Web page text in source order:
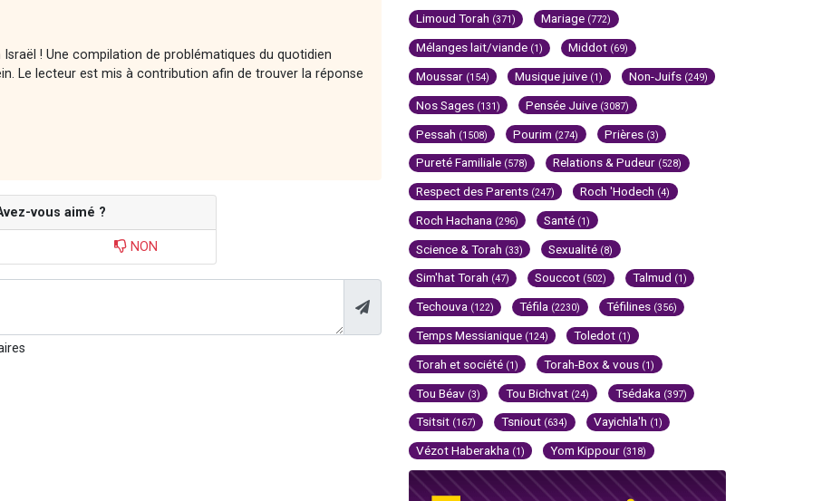
! Une compilation de problématiques du quotidien
Le lecteur est mis à contribution afin de trouver la réponse
vous aimé ?
NON
Limoud Torah (371) Mariage (772)
Mélanges lait/viande (1) Middot (69)
Moussar (154) Musique juive (1) Non-Juifs (249)
Nos Sages (131) Pensée Juive (3087)
Pessah (1508) Pourim (274) Prières (3)
Pureté Familiale (578) Relations & Pudeur (528)
Respect des Parents (247) Roch 'Hodech (4)
Roch Hachana (296) Santé (1)
Science & Torah (33) Sexualité (8)
Sim'hat Torah (47) Souccot (502) Talmud (1)
Techouva (122) Téfila (2230) Téfilines (356)
Temps Messianique (124) Toledot (1)
Torah et société (1) Torah-Box & vous (1)
Tou Béav (3) Tou Bichvat (24) Tsédaka (397)
Tsitsit (167) Tsniout (634) Vayichla'h (1)
Vézot Haberakha (1) Yom Kippour (318)